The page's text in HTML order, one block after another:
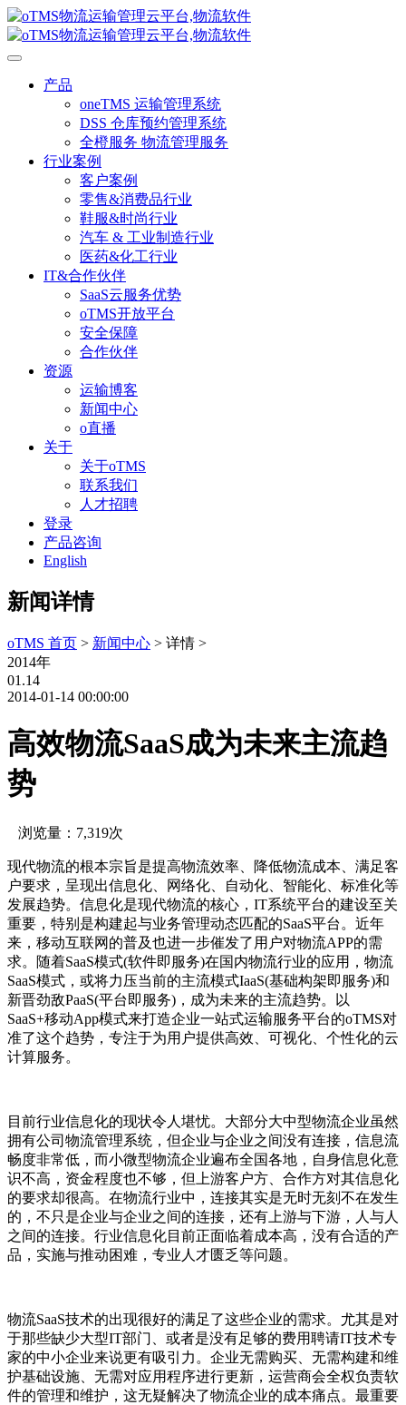
产品
oneTMS 运输管理系统
DSS 仓库预约管理系统
全橙服务 物流管理服务
行业案例
客户案例
零售&消费品行业
鞋服&时尚行业
汽车 & 工业制造行业
医药&化工行业
IT&合作伙伴
SaaS云服务优势
oTMS开放平台
安全保障
合作伙伴
资源
运输博客
新闻中心
o直播
关于
关于oTMS
联系我们
人才招聘
登录
产品咨询
English
新闻详情
oTMS 首页 > 新闻中心 > 详情 >
2014年
01.14
2014-01-14 00:00:00
高效物流SaaS成为未来主流趋
势
浏览量：7,319次
现代物流的根本宗旨是提高物流效率、降低物流成本、满足客
户要求，呈现出信息化、网络化、自动化、智能化、标准化等
发展趋势。信息化是现代物流的核心，IT系统平台的建设至关
重要，特别是构建起与业务管理动态匹配的SaaS平台。近年
来，移动互联网的普及也进一步催发了用户对物流APP的需
求。随着SaaS模式(软件即服务)在国内物流行业的应用，物流
SaaS模式，或将力压当前的主流模式IaaS(基础构架即服务)和
新晋劲敌PaaS(平台即服务)，成为未来的主流趋势。以
SaaS+移动App模式来打造企业一站式运输服务平台的oTMS对
准了这个趋势，专注于为用户提供高效、可视化、个性化的云
计算服务。
目前行业信息化的现状令人堪忧。大部分大中型物流企业虽然
拥有公司物流管理系统，但企业与企业之间没有连接，信息流
畅度非常低，而小微型物流企业遍布全国各地，自身信息化意
识不高，资金程度也不够，但上游客户方、合作方对其信息化
的要求却很高。在物流行业中，连接其实是无时无刻不在发生
的，不只是企业与企业之间的连接，还有上游与下游，人与人
之间的连接。行业信息化目前正面临着成本高，没有合适的产
品，实施与推动困难，专业人才匮乏等问题。
物流SaaS技术的出现很好的满足了这些企业的需求。尤其是对
于那些缺少大型IT部门、或者是没有足够的费用聘请IT技术专
家的中小企业来说更有吸引力。企业无需购买、无需构建和维
护基础设施、无需对应用程序进行更新，运营商会全权负责软
件的管理和维护，这无疑解决了物流企业的成本痛点。最重要